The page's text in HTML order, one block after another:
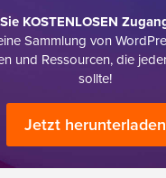
KOSTENLOSEN
Sammlung von
und Ressourcen, die
sollte!
Jetzt herunterladen